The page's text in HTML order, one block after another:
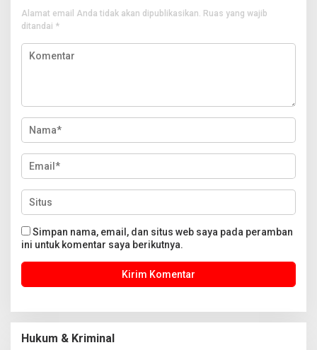
Alamat email Anda tidak akan dipublikasikan. Ruas yang wajib
ditandai *
Simpan nama, email, dan situs web saya pada peramban
ini untuk komentar saya berikutnya.
Hukum & Kriminal